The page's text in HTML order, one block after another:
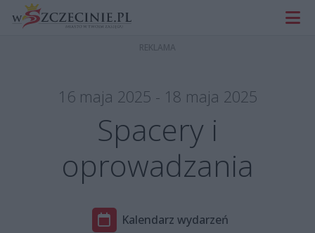
16 maja 2025 - 18 maja 2025
Spacery i
oprowadzania
Kalendarz wydarzeń